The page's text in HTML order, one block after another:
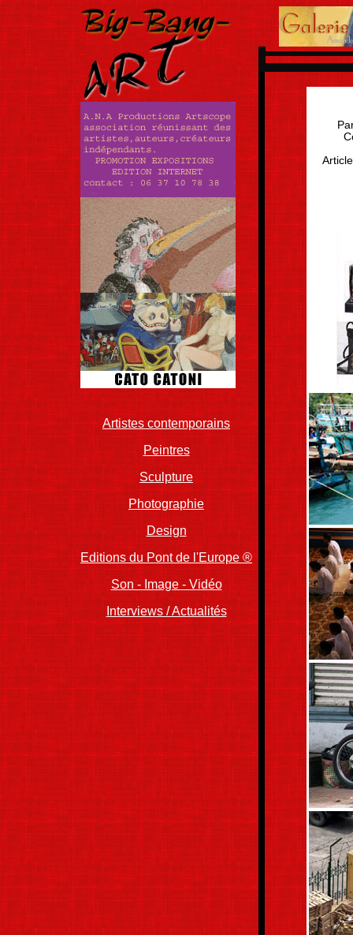
Artistes contemporains
Peintres
Sculpture
Photographie
Design
Editions du Pont de l'Europe ®
Son - Image - Vidéo
Interviews / Actualités